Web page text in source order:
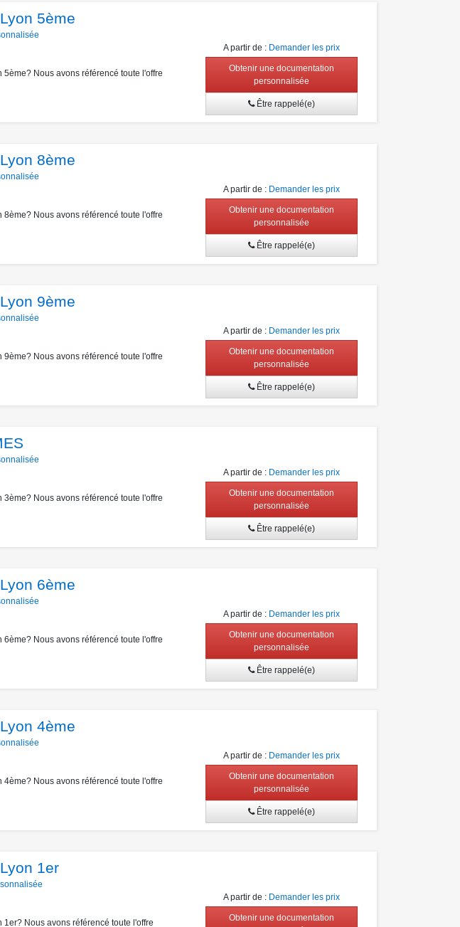
5ème
Nous avons référencé toute l'offre
A partir de : Demander les prix
Obtenir une documentation
personnalisée
Être rappelé(e)
8ème
Nous avons référencé toute l'offre
A partir de : Demander les prix
Obtenir une documentation
personnalisée
Être rappelé(e)
9ème
Nous avons référencé toute l'offre
A partir de : Demander les prix
Obtenir une documentation
personnalisée
Être rappelé(e)
Nous avons référencé toute l'offre
A partir de : Demander les prix
Obtenir une documentation
personnalisée
Être rappelé(e)
6ème
Nous avons référencé toute l'offre
A partir de : Demander les prix
Obtenir une documentation
personnalisée
Être rappelé(e)
4ème
Nous avons référencé toute l'offre
A partir de : Demander les prix
Obtenir une documentation
personnalisée
Être rappelé(e)
1er
Nous avons référencé toute l'offre
A partir de : Demander les prix
Obtenir une documentation